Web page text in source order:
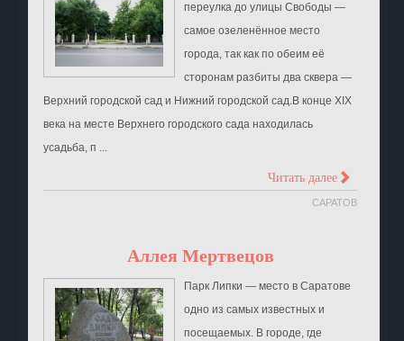
переулка до улицы Свободы ―
самое озеленённое место
города, так как по обеим её
сторонам разбиты два сквера ―
Верхний городской сад и Нижний городской сад.В конце XIX
века на месте Верхнего городского сада находилась
усадьба, п ...
Читать далее >
САРАТОВ
Аллея Мертвецов
Парк Липки — место в Саратове
одно из самых известных и
посещаемых. В городе, где